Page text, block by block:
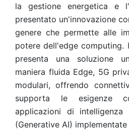
la gestione energetica e
presentato un'innovazione
genere che permette alle
potere dell'edge computing.
presenta una soluzione
maniera fluida Edge, 5G
modulari, offrendo
supporta le esigenze
applicazioni di intelligenza
(Generative AI)